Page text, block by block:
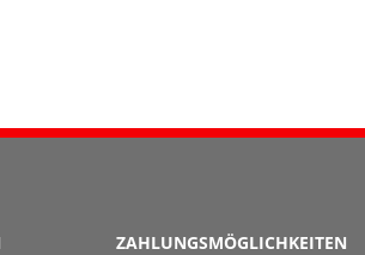
ZAHLUNGSMÖGLICHKEITEN